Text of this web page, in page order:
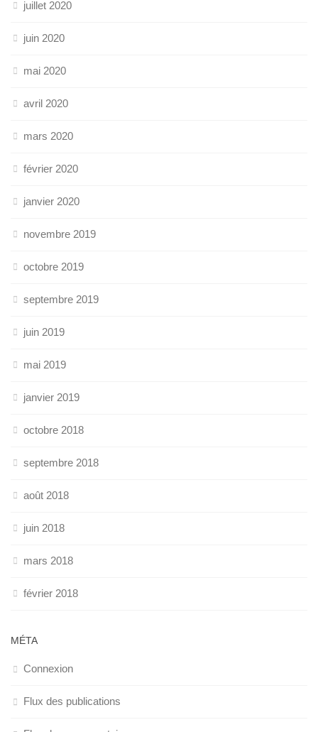
juillet 2020
juin 2020
mai 2020
avril 2020
mars 2020
février 2020
janvier 2020
novembre 2019
octobre 2019
septembre 2019
juin 2019
mai 2019
janvier 2019
octobre 2018
septembre 2018
août 2018
juin 2018
mars 2018
février 2018
MÉTA
Connexion
Flux des publications